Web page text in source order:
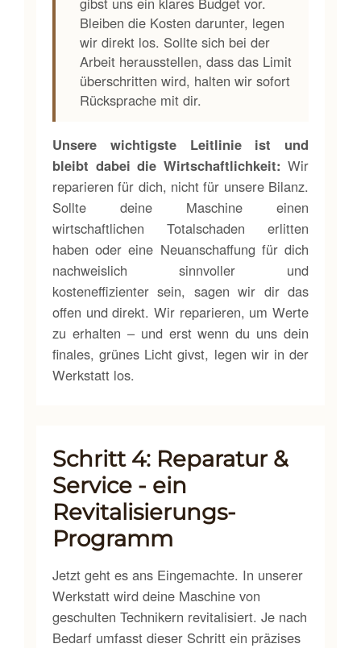
Bleiben die Kosten darunter, legen
wir direkt los. Sollte sich bei der
Arbeit herausstellen, dass das Limit
überschritten wird, halten wir sofort
Rücksprache mit dir.
Unsere wichtigste Leitlinie ist und
bleibt dabei die Wirtschaftlichkeit: Wir
reparieren für dich, nicht für unsere Bilanz.
Sollte deine Maschine einen
wirtschaftlichen Totalschaden erlitten
haben oder eine Neuanschaffung für dich
nachweislich sinnvoller und
kosteneffizienter sein, sagen wir dir das
offen und direkt. Wir reparieren, um Werte
zu erhalten – und erst wenn du uns dein
finales, grünes Licht givst, legen wir in der
Werkstatt los.
Schritt 4: Reparatur &
Service - ein
Revitalisierungs-
Programm
Jetzt geht es ans Eingemachte. In unserer
Werkstatt wird deine Maschine von
geschulten Technikern revitalisiert. Je nach
Bedarf umfasst dieser Schritt ein präzises